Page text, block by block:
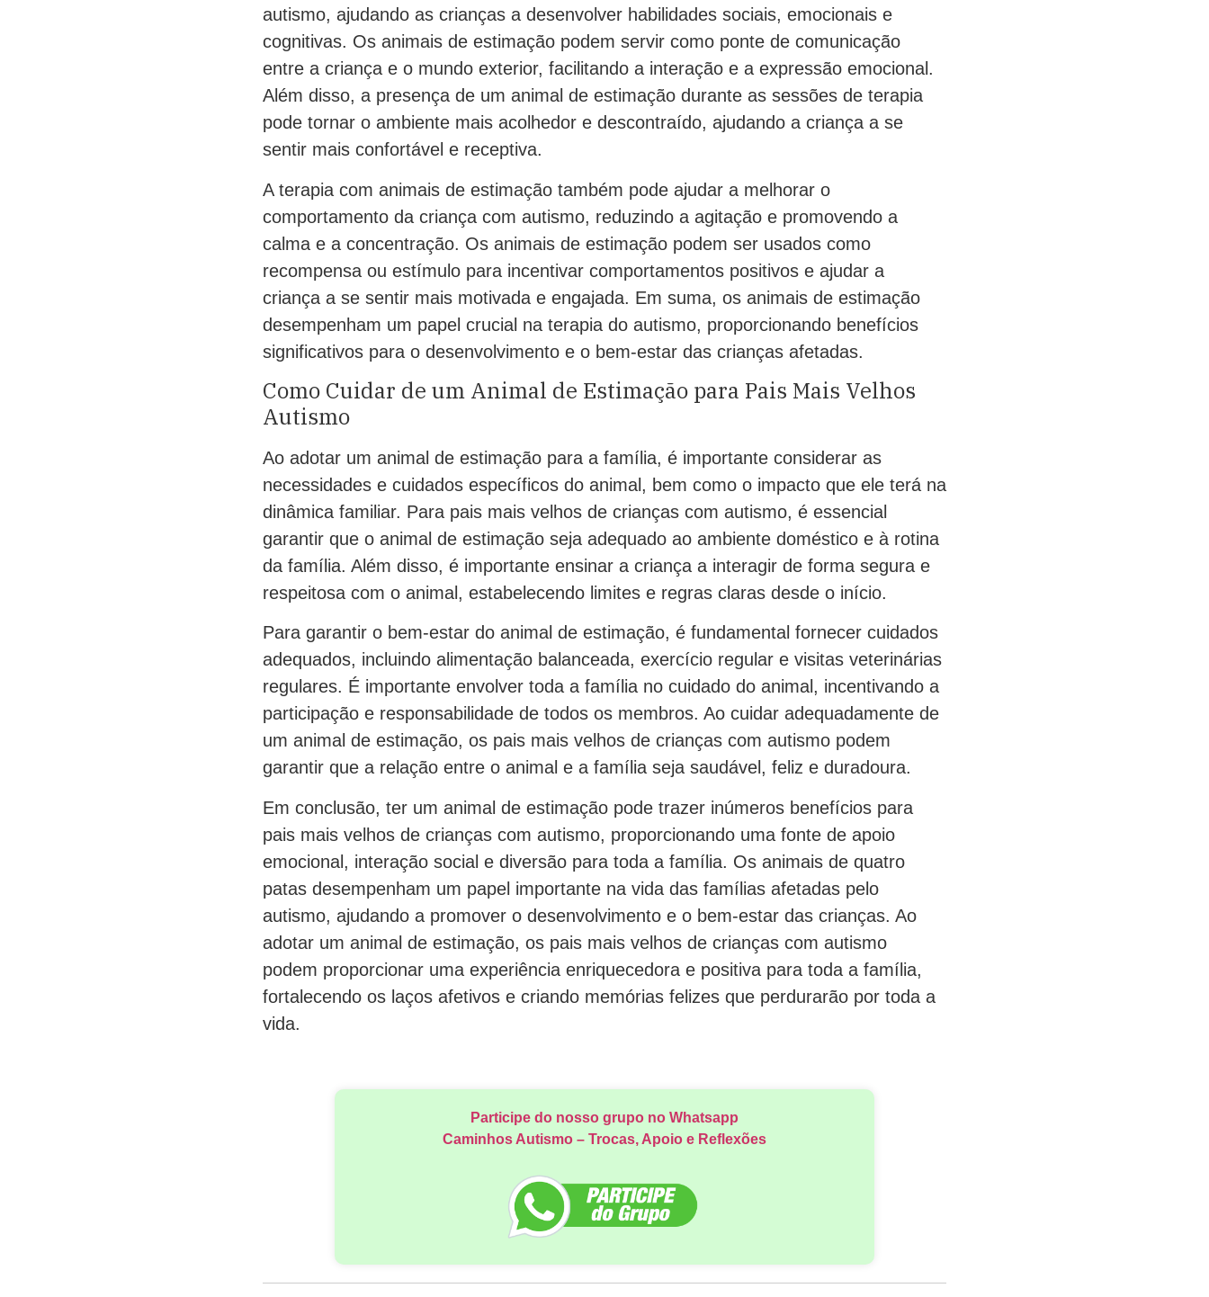
autismo, ajudando as crianças a desenvolver habilidades sociais, emocionais e
cognitivas. Os animais de estimação podem servir como ponte de comunicação
entre a criança e o mundo exterior, facilitando a interação e a expressão emocional.
Além disso, a presença de um animal de estimação durante as sessões de terapia
pode tornar o ambiente mais acolhedor e descontraído, ajudando a criança a se
sentir mais confortável e receptiva.
A terapia com animais de estimação também pode ajudar a melhorar o
comportamento da criança com autismo, reduzindo a agitação e promovendo a
calma e a concentração. Os animais de estimação podem ser usados como
recompensa ou estímulo para incentivar comportamentos positivos e ajudar a
criança a se sentir mais motivada e engajada. Em suma, os animais de estimação
desempenham um papel crucial na terapia do autismo, proporcionando benefícios
significativos para o desenvolvimento e o bem-estar das crianças afetadas.
Como Cuidar de um Animal de Estimação para Pais Mais Velhos
Autismo
Ao adotar um animal de estimação para a família, é importante considerar as
necessidades e cuidados específicos do animal, bem como o impacto que ele terá na
dinâmica familiar. Para pais mais velhos de crianças com autismo, é essencial
garantir que o animal de estimação seja adequado ao ambiente doméstico e à rotina
da família. Além disso, é importante ensinar a criança a interagir de forma segura e
respeitosa com o animal, estabelecendo limites e regras claras desde o início.
Para garantir o bem-estar do animal de estimação, é fundamental fornecer cuidados
adequados, incluindo alimentação balanceada, exercício regular e visitas veterinárias
regulares. É importante envolver toda a família no cuidado do animal, incentivando a
participação e responsabilidade de todos os membros. Ao cuidar adequadamente de
um animal de estimação, os pais mais velhos de crianças com autismo podem
garantir que a relação entre o animal e a família seja saudável, feliz e duradoura.
Em conclusão, ter um animal de estimação pode trazer inúmeros benefícios para
pais mais velhos de crianças com autismo, proporcionando uma fonte de apoio
emocional, interação social e diversão para toda a família. Os animais de quatro
patas desempenham um papel importante na vida das famílias afetadas pelo
autismo, ajudando a promover o desenvolvimento e o bem-estar das crianças. Ao
adotar um animal de estimação, os pais mais velhos de crianças com autismo
podem proporcionar uma experiência enriquecedora e positiva para toda a família,
fortalecendo os laços afetivos e criando memórias felizes que perdurarão por toda a
vida.
Participe do nosso grupo no Whatsapp
Caminhos Autismo – Trocas, Apoio e Reflexões